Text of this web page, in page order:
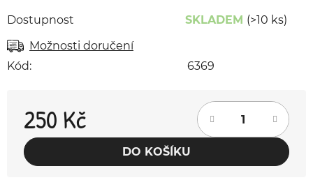
Dostupnost SKLADEM (>10 ks)
Možnosti doručení
Kód:
6369
250 Kč
Měrná cena:
DO KOŠÍKU